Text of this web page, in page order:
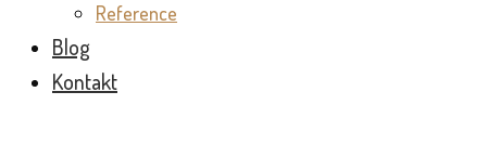
Reference
Blog
Kontakt